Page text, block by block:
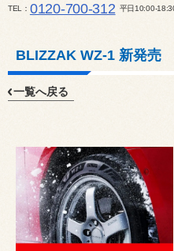
TEL 0120-700-312 平日10:00-
BLIZZAK WZ-1 新発売
一覧へ戻る